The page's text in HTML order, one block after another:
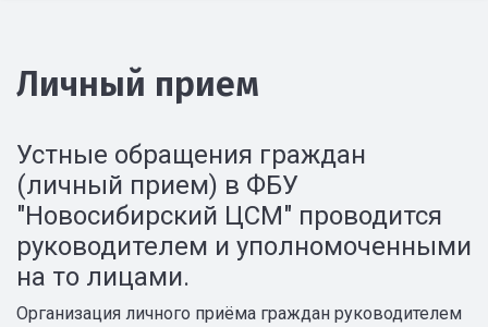
Личный прием
Устные обращения граждан
(личный прием) в ФБУ
"Новосибирский ЦСМ" проводится
руководителем и уполномоченными
на то лицами.
Организация личного приёма граждан руководителем